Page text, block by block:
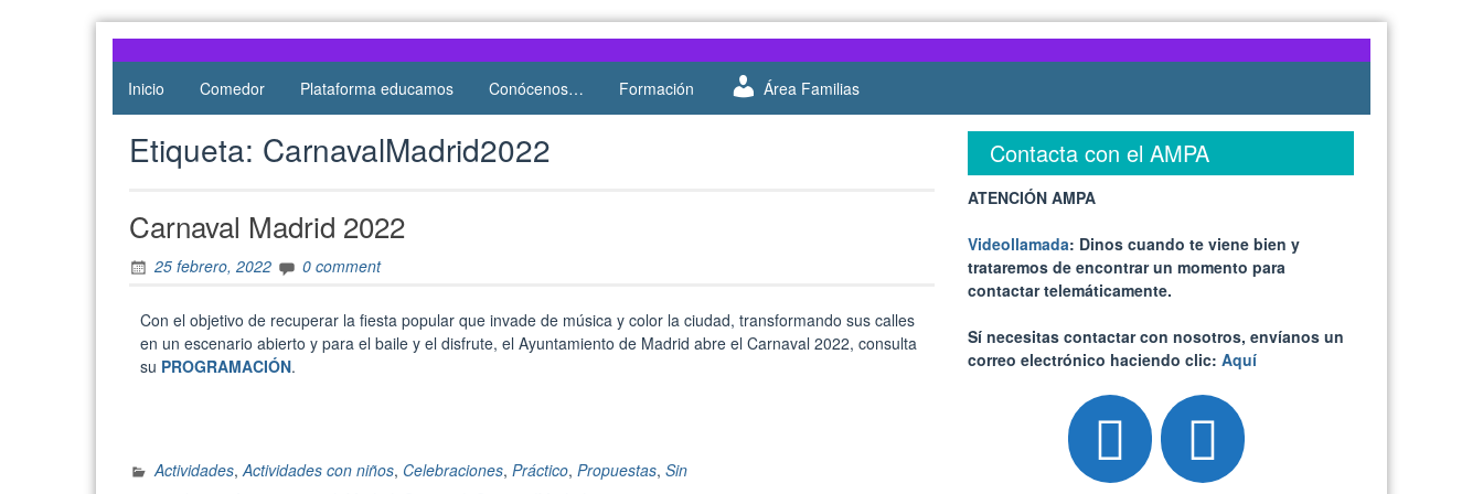
Atocha
de Atocha
Inicio Comedor Plataforma educamos Conócenos… Formación Área Familias
Etiqueta: CarnavalMadrid2022
Carnaval Madrid 2022
25 febrero, 2022 0 comment
Con el objetivo de recuperar la fiesta popular que invade de música y color la ciudad, transformando sus calles
en un escenario abierto y para el baile y el disfrute, el Ayuntamiento de Madrid abre el Carnaval 2022, consulta
su PROGRAMACIÓN.
Actividades,Actividades con niños, Celebraciones, Práctico, Propuestas, Sin
Contacta con el AMPA
ATENCIÓN AMPA
Videollamada: Dinos cuando te viene bien y
trataremos de encontrar un momento para
contactar telemáticamente.
Sí necesitas contactar con nosotros, envíanos un
correo electrónico haciendo clic: Aquí